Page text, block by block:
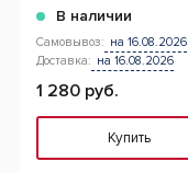
В наличии
Самовывоз: на 16.08.2026
Доставка: на 16.08.2026
1 280 руб.
Купить